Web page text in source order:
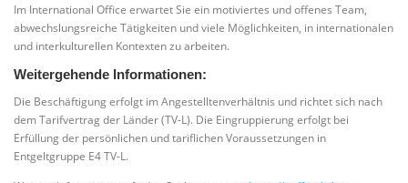
Im International Office erwartet Sie ein motiviertes und offenes Team,
abwechslungsreiche Tätigkeiten und viele Möglichkeiten, in internationalen
und interkulturellen Kontexten zu arbeiten.
Weitergehende Informationen:
Die Beschäftigung erfolgt im Angestelltenverhältnis und richtet sich nach
dem Tarifvertrag der Länder (TV-L). Die Eingruppierung erfolgt bei
Erfüllung der persönlichen und tariflichen Voraussetzungen in
Entgeltgruppe E4 TV-L.